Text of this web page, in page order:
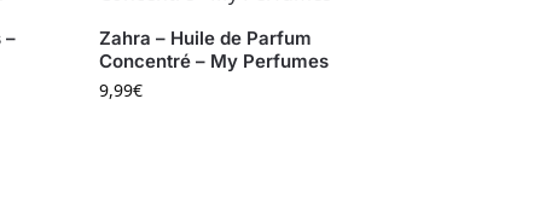
–
Zahra – Huile de Parfum
Concentré – My Perfumes
9,99€